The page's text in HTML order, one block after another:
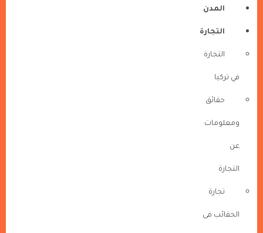
المدن
التجارة
التجارة
في تركيا
حقائق
ومعلومات
عن
التجارة
تجارة
الحقائب فى